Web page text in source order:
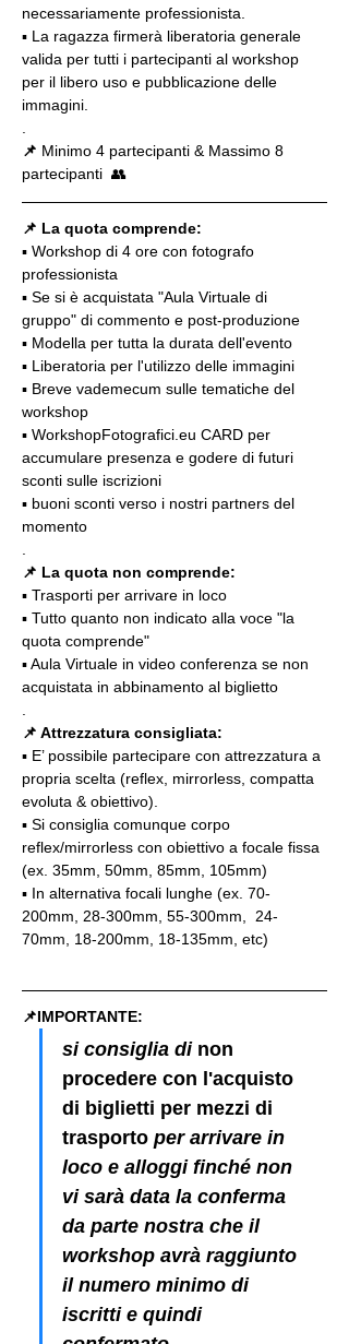
necessariamente professionista.
▪️ La ragazza firmerà liberatoria generale
valida per tutti i partecipanti al workshop
per il libero uso e pubblicazione delle
immagini.
📌 Minimo 4 partecipanti & Massimo 8
partecipanti  👥
📌 La quota comprende:
▪️ Workshop di 4 ore con fotografo
professionista
▪️ Se si è acquistata "Aula Virtuale di
gruppo" di commento e post-produzione
▪️ Modella per tutta la durata dell'evento
▪️ Liberatoria per l'utilizzo delle immagini
▪️ Breve vademecum sulle tematiche del
workshop
▪️ WorkshopFotografici.eu CARD per
accumulare presenza e godere di futuri
sconti sulle iscrizioni
▪️ buoni sconti verso i nostri partners del
momento
📌 La quota non comprende:
▪️ Trasporti per arrivare in loco
▪️ Tutto quanto non indicato alla voce "la
quota comprende"
▪️ Aula Virtuale in video conferenza se non
acquistata in abbinamento al biglietto
📌 Attrezzatura consigliata:
▪️ E’ possibile partecipare con attrezzatura a
propria scelta (reflex, mirrorless, compatta
evoluta & obiettivo).
▪️ Si consiglia comunque corpo
reflex/mirrorless con obiettivo a focale fissa
(ex. 35mm, 50mm, 85mm, 105mm)
▪️ In alternativa focali lunghe (ex. 70-
200mm, 28-300mm, 55-300mm,  24-
70mm, 18-200mm, 18-135mm, etc)
📌IMPORTANTE:
si consiglia di non
procedere con l'acquisto
di biglietti per mezzi di
trasporto per arrivare in
loco e alloggi finché non
vi sarà data la conferma
da parte nostra che il
workshop avrà raggiunto
il numero minimo di
iscritti e quindi